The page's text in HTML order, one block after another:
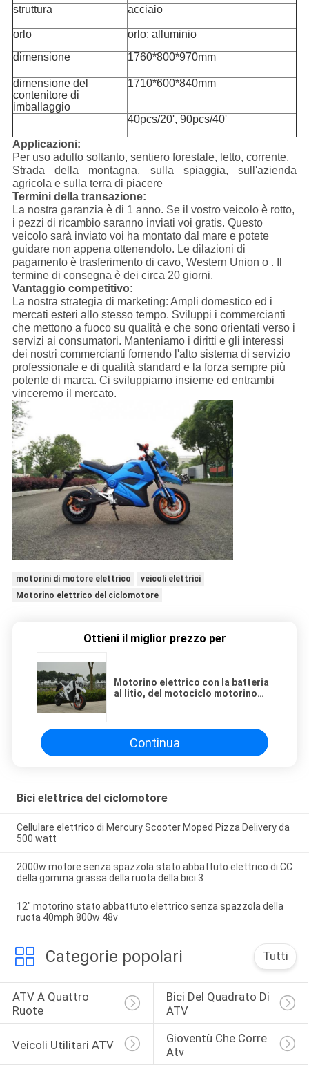
struttura acciaio
orlo
orlo: alluminio
dimensione
1760*800*970mm
dimensione del
contenitore di
imballaggio
1710*600*840mm
40pcs/20', 90pcs/40'
Applicazioni:
Per uso adulto soltanto, sentiero forestale, letto, corrente,
Strada della montagna, sulla spiaggia, sull'azienda
agricola e sulla terra di piacere
Termini della transazione:
La nostra garanzia è di 1 anno. Se il vostro veicolo è rotto,
i pezzi di ricambio saranno inviati voi gratis. Questo
veicolo sarà inviato voi ha montato dal mare e potete
guidare non appena ottenendolo. Le dilazioni di
pagamento è trasferimento di cavo, Western Union o . Il
termine di consegna è dei circa 20 giorni.
Vantaggio competitivo:
La nostra strategia di marketing: Ampli domestico ed i
mercati esteri allo stesso tempo. Sviluppi i commercianti
che mettono a fuoco su qualità e che sono orientati verso i
servizi ai consumatori. Manteniamo i diritti e gli interessi
dei nostri commercianti fornendo l'alto sistema di servizio
professionale e di qualità standard e la forza sempre più
potente di marca. Ci sviluppiamo insieme ed entrambi
vinceremo il mercato.
motorini di motore elettrico
veicoli elettrici
Motorino elettrico del ciclomotore
Ottieni il miglior prezzo per
Motorino elettrico con la batteria
al litio, del motociclo motorino
Continua
Bici elettrica del ciclomotore
Cellulare elettrico di Mercury Scooter Moped Pizza Delivery da
500 watt
2000w motore senza spazzola stato abbattuto elettrico di CC
della gomma grassa della ruota della bici 3
12" motorino stato abbattuto elettrico senza spazzola della
ruota 40mph 800w 48v
Categorie popolari Tutti
ATV A Quattro
Ruote
Bici Del Quadrato Di
ATV
Veicoli Utilitari ATV
Gioventù Che Corre
Atv